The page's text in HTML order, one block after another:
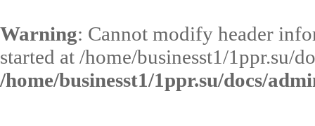
Warning: Cannot modify header
started at /home/businesst1/1ppr.su/
/home/businesst1/1ppr.su/docs/